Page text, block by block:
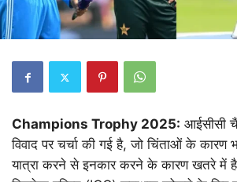
Champions Trophy 2025: आईसीसी
विवाद पर चर्चा की गई है, जो चिंताओं के कारण
यात्रा करने से इनकार करने के कारण खतरे में है।